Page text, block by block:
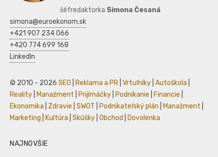
šéfredaktorka Simona Česaná
simona@euroekonom.sk
+421 907 234 066
+420 774 699 168
LinkedIn
© 2010 - 2026 SEO Reklama a PR Vrtuľníky Autoškola
Reality
Manažment Prijímáčky Podnikanie Financie
Ekonomika
Zdravie SWOT Podnikateľský plán Manažment
Marketing
Kultúra Skúšky Obchod Dovolenka
NAJNOVŠIE